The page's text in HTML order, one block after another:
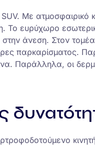
Με ατμοσφαιρικό
Το ευρύχωρο
άνεση. Στον
παρκαρίσματος.
Παράλληλα, οι